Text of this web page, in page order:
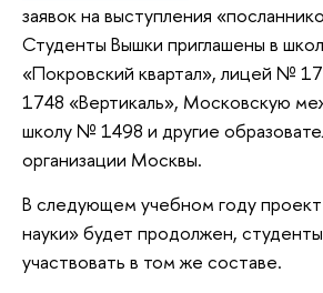
заявок на выступления
Студенты Вышки приглашены в
«Покровский квартал», лицей №
1748 «Вертикаль», Московскую
школу № 1498 и другие
организации Москвы.
В следующем учебном году
науки» будет продолжен,
участвовать в том же составе.